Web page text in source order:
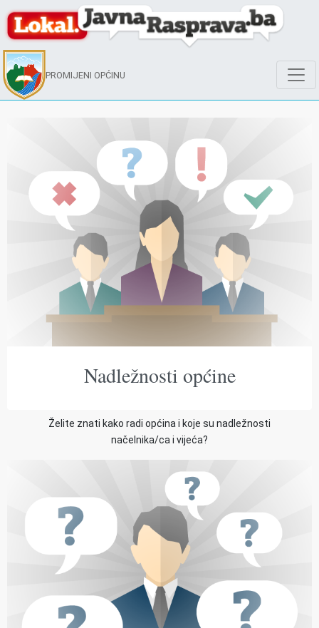
PROMIJENI OPĆINU
Nadležnosti općine
Želite znati kako radi općina i koje su nadležnosti
načelnika/ca i vijeća?